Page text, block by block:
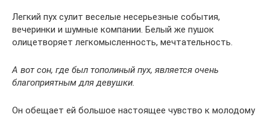
Легкий пух сулит веселые несерьезные события,
вечеринки и шумные компании. Белый же пушок
олицетворяет легкомысленность, мечтательность.
А вот сон, где был тополиный пух, является очень
благоприятным для девушки.
Он обещает ей большое настоящее чувство к молодому